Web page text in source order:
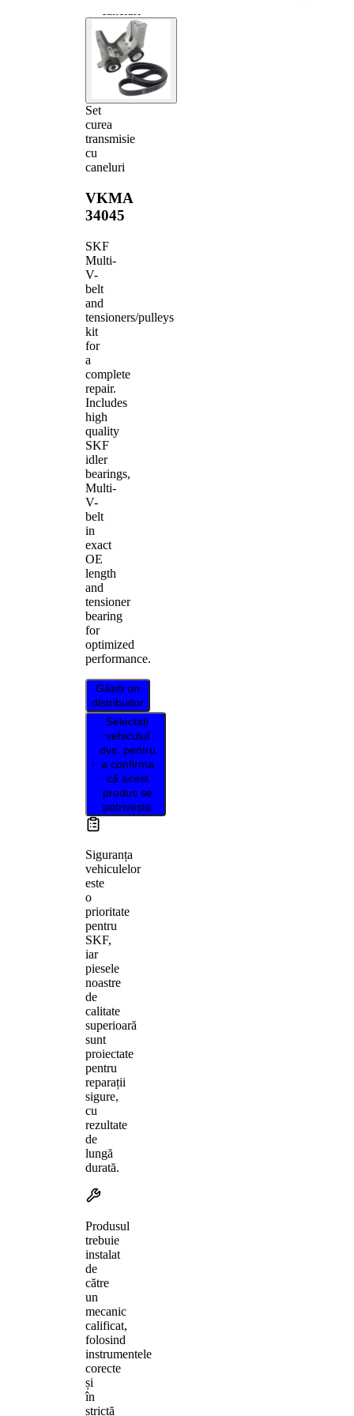
Set
curea
transmisie
cu
caneluri
VKMA
34045
SKF
Multi-
V-
belt
and
tensioners/pulleys
kit
for
a
complete
repair.
Includes
high
quality
SKF
idler
bearings,
Multi-
V-
belt
in
exact
OE
length
and
tensioner
bearing
for
optimized
performance.
Găsiți un
distribuitor
Selectați
vehiculul
dvs. pentru
a confirma
că acest
produs se
potrivește
Siguranța
vehiculelor
este
o
prioritate
pentru
SKF,
iar
piesele
noastre
de
calitate
superioară
sunt
proiectate
pentru
reparații
sigure,
cu
rezultate
de
lungă
durată.
Produsul
trebuie
instalat
de
către
un
mecanic
calificat,
folosind
instrumentele
corecte
și
în
strictă